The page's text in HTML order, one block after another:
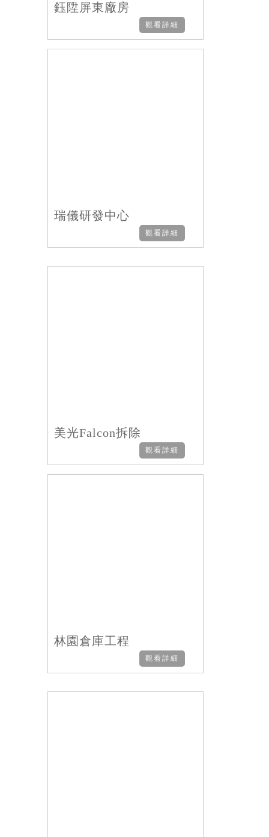
鈺陞屏東廠房
觀看詳細
瑞儀研發中心
觀看詳細
美光Falcon拆除
觀看詳細
林園倉庫工程
觀看詳細